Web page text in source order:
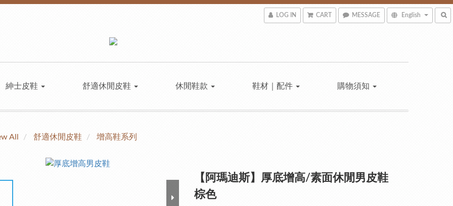
LOG IN CART MESSAGE English
紳士皮鞋 舒適休閒皮鞋 休閒鞋款 鞋材｜配件 購物須知
All 舒適休閒皮鞋 增高鞋系列
【阿瑪迪斯】厚底增高/素面休閒男皮鞋
棕色